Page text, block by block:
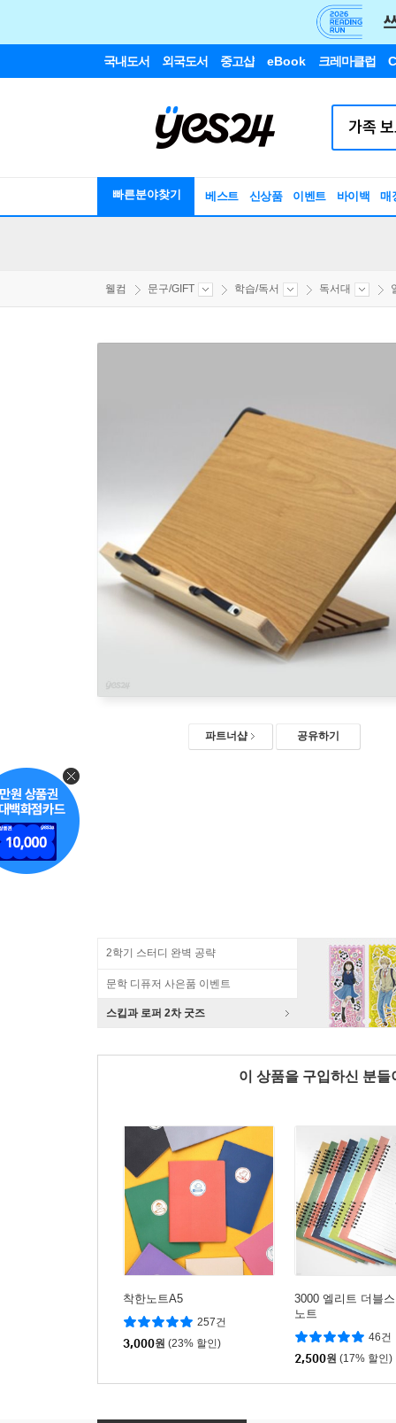
국내도서 외국도서 중고샵 eBook 크레마클럽
빠른분야찾기 베스트 신상품 이벤트 바이백 매
웰컴 문구/GIFT 학습/독서 독서대
파트너샵 공유하기
2학기 스터디 완벽 공략
문학 디퓨저 사은품 이벤트
스킵과 로퍼 2차 굿즈
이 상품을 구입하신 분
착한노트A5
257건
3,000원 (23% 할인)
3000 엘리트 더블
노트
46건
2,500원 (17% 할인)